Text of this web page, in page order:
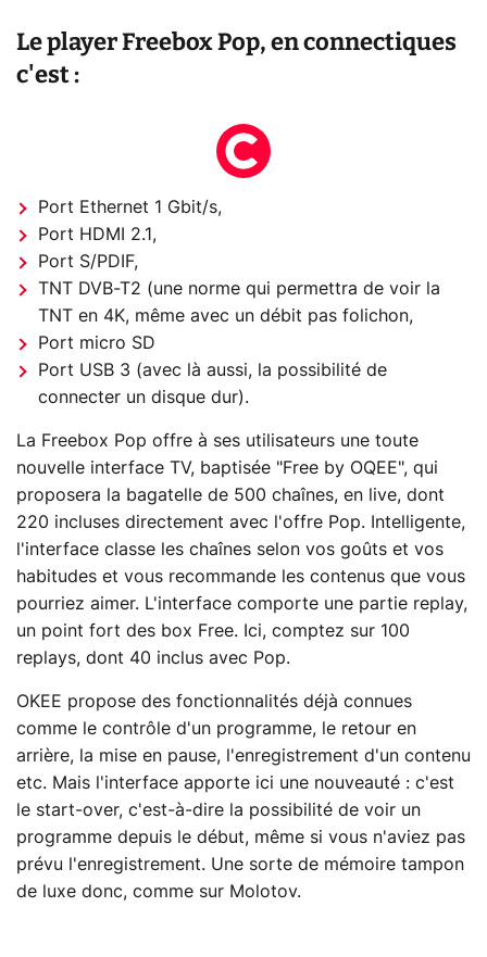
Le player Freebox Pop, en connectiques
c'est :
Port Ethernet 1 Gbit/s,
Port HDMI 2.1,
Port S/PDIF,
TNT DVB-T2 (une norme qui permettra de voir la
TNT en 4K, même avec un débit pas folichon,
Port micro SD
Port USB 3 (avec là aussi, la possibilité de
connecter un disque dur).
La Freebox Pop offre à ses utilisateurs une toute
nouvelle interface TV, baptisée "Free by OQEE", qui
proposera la bagatelle de 500 chaînes, en live, dont
220 incluses directement avec l'offre Pop. Intelligente,
l'interface classe les chaînes selon vos goûts et vos
habitudes et vous recommande les contenus que vous
pourriez aimer. L'interface comporte une partie replay,
un point fort des box Free. Ici, comptez sur 100
replays, dont 40 inclus avec Pop.
OKEE propose des fonctionnalités déjà connues
comme le contrôle d'un programme, le retour en
arrière, la mise en pause, l'enregistrement d'un contenu
etc. Mais l'interface apporte ici une nouveauté : c'est
le start-over, c'est-à-dire la possibilité de voir un
programme depuis le début, même si vous n'aviez pas
prévu l'enregistrement. Une sorte de mémoire tampon
de luxe donc, comme sur Molotov.